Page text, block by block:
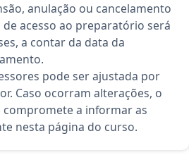
anulação ou cancelamento
acesso ao preparatório será
a contar da data da
pode ser ajustada por
Caso ocorram alterações, o
compromete a informar as
nesta página do curso.